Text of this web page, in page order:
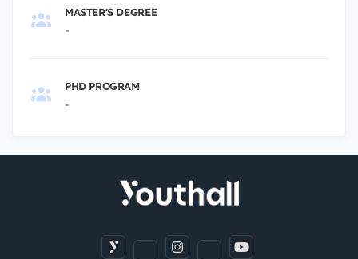
MASTER'S DEGREE
-
PHD PROGRAM
-